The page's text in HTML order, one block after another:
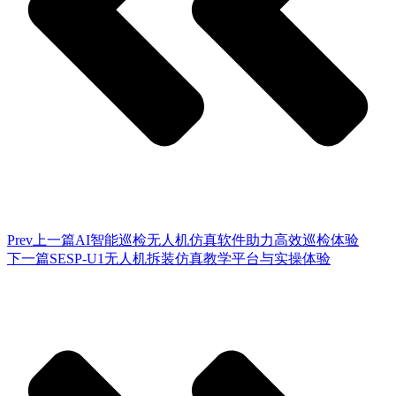
Prev 上一篇AI智能巡检无人机仿真软件助力高效巡检体验
下一篇SESP-U1无人机拆装仿真教学平台与实操体验